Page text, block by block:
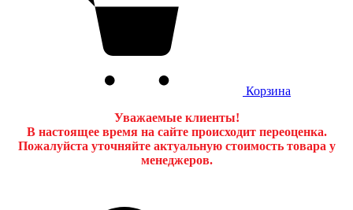
Корзина
Уважаемые клиенты!
В настоящее время на сайте происходит переоценка.
Пожалуйста уточняйте актуальную стоимость товара у
менеджеров.